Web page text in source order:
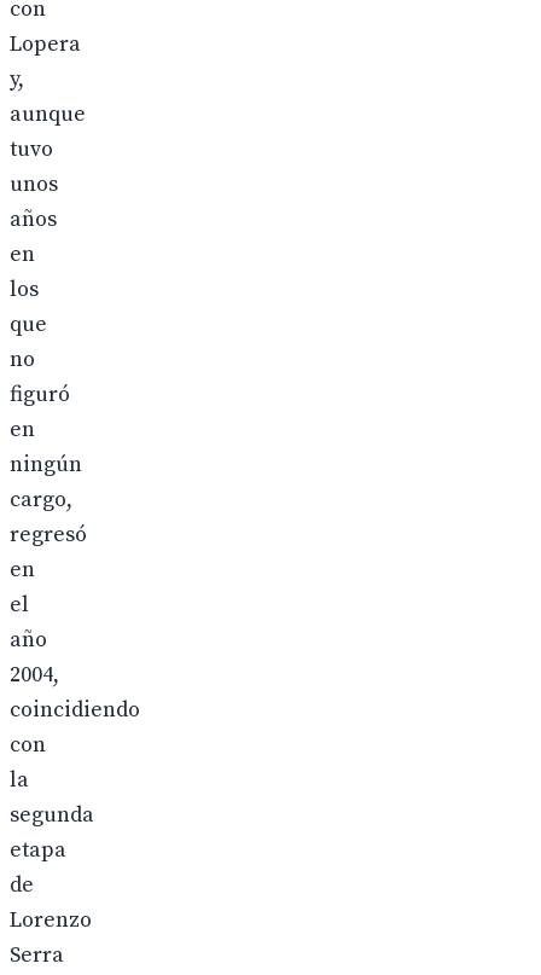
con
Lopera
y,
aunque
tuvo
unos
años
en
los
que
no
figuró
en
ningún
cargo,
regresó
en
el
año
2004,
coincidiendo
con
la
segunda
etapa
de
Lorenzo
Serra